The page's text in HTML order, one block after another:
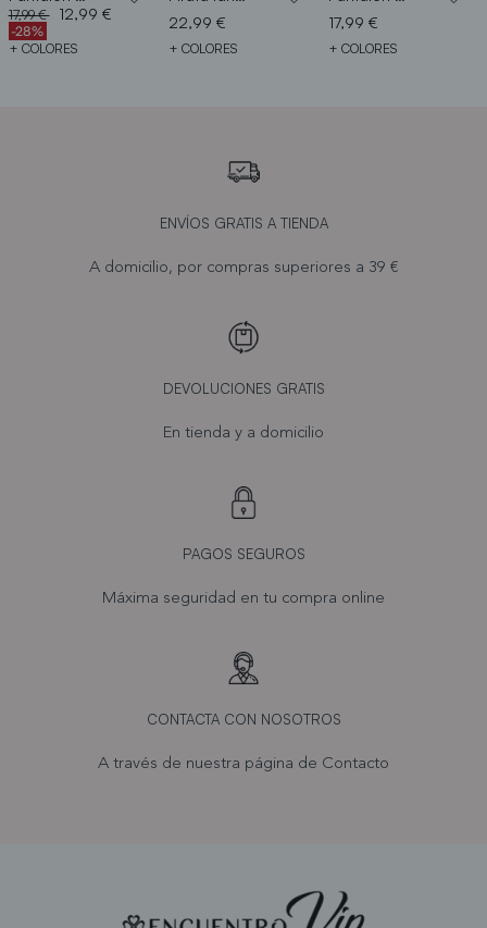
Price reduced from
17,99 €to12,99 €
-28%
+ COLORES
22,99 €
+ COLORES
17,99 €
+ COLORES
ENVÍOS GRATIS A TIENDA
A domicilio, por compras superiores a 39 €
DEVOLUCIONES GRATIS
En tienda y a domicilio
PAGOS SEGUROS
Máxima seguridad en tu compra online
CONTACTA CON NOSOTROS
A través de nuestra página de Contacto